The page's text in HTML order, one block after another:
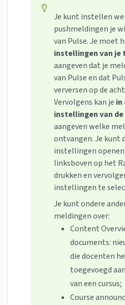
Je kunt instellen
pushmeldingen je
van Pulse. Je moet
instellingen van
aangeven dat je
van Pulse en dat
verversen op de
Vervolgens kan je in
instellingen van
aangeven welke
ontvangen. Je kunt
instellingen
linksboven op het
drukken en
instellingen te
Je kunt ondere
meldingen over:
Content
documents:
die docenten
toegevoegd
van een cursus;
Course